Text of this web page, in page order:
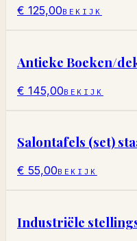
€ 125,00BEKIJK
Antieke Boeken/
€ 145,00BEKIJK
Salontafels (set)
€ 55,00BEKIJK
Industriële